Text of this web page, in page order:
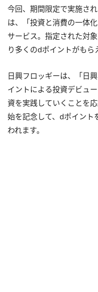
今回、期間限定で実施さ
は、「投資と消費の一体
サービス。指定された対
り多くのdポイントがもら
日興フロッギーは、「日
イントによる投資デビュ
資を実践していくことを
始を記念して、 dポイント
われます。